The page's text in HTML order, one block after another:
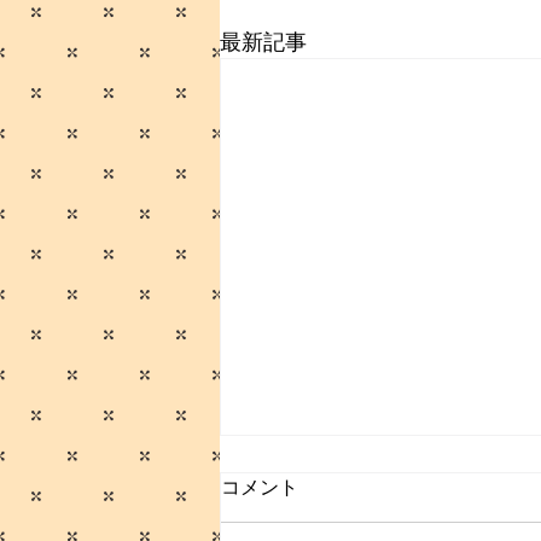
最新記事
コメント